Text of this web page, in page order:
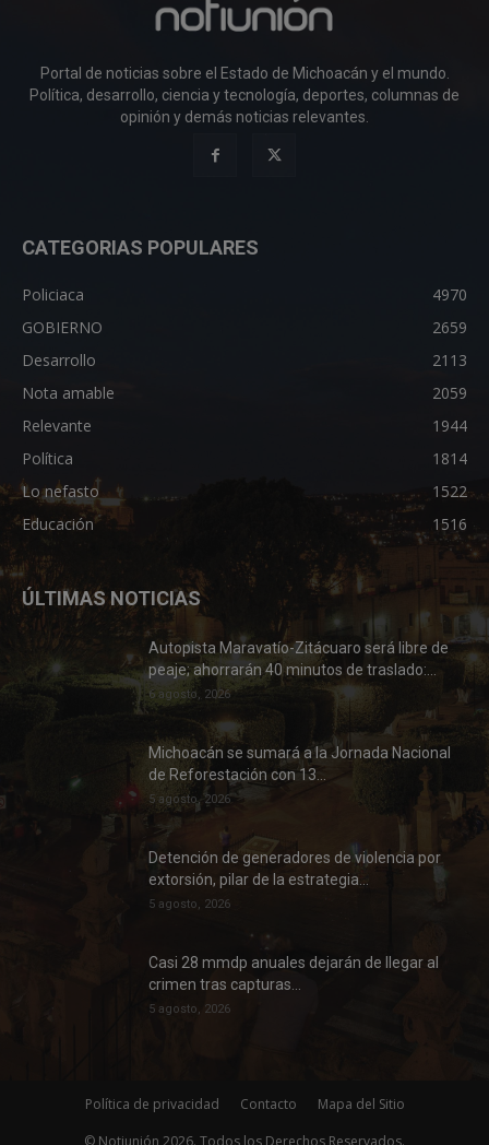
Portal de noticias sobre el Estado de Michoacán y el mundo.
Política, desarrollo, ciencia y tecnología, deportes, columnas de
opinión y demás noticias relevantes.
CATEGORIAS POPULARES
Policiaca
4970
GOBIERNO
2659
Desarrollo
2113
Nota amable
2059
Relevante
1944
Política
1814
Lo nefasto
1522
Educación
1516
ÚLTIMAS NOTICIAS
Autopista Maravatío-Zitácuaro será libre de
peaje; ahorrarán 40 minutos de traslado:...
6 agosto, 2026
Michoacán se sumará a la Jornada Nacional
de Reforestación con 13...
5 agosto, 2026
Detención de generadores de violencia por
extorsión, pilar de la estrategia...
5 agosto, 2026
Casi 28 mmdp anuales dejarán de llegar al
crimen tras capturas...
5 agosto, 2026
Política de privacidad Contacto
Mapa del Sitio